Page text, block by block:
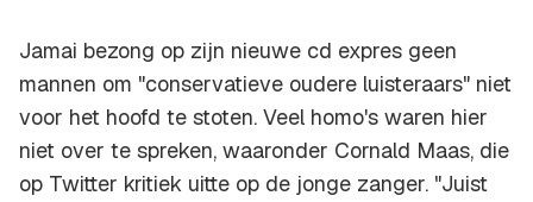
Jamai bezong op zijn nieuwe cd expres geen
mannen om "conservatieve oudere luisteraars" niet
voor het hoofd te stoten. Veel homo's waren hier
niet over te spreken, waaronder Cornald Maas, die
op Twitter kritiek uitte op de jonge zanger. "Juist